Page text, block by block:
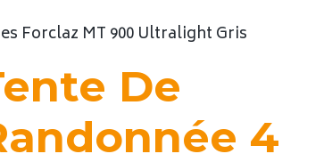
Forclaz MT 900 Ultralight Gris
De
4